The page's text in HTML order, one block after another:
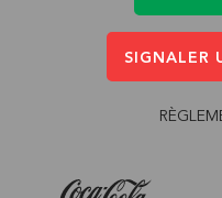
SIGNALER